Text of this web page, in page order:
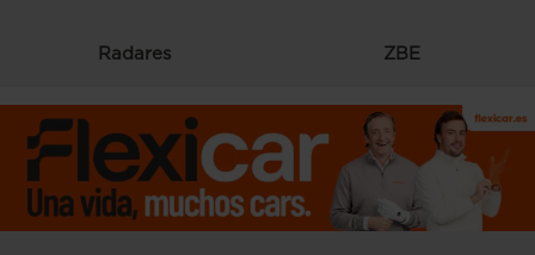
Radares ZBE